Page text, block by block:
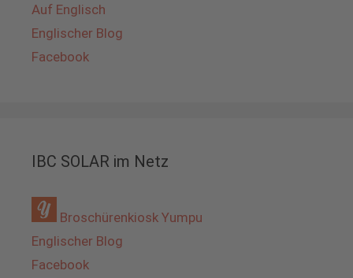
Auf Englisch
Englischer Blog
Facebook
IBC SOLAR im Netz
Broschürenkiosk Yumpu
Englischer Blog
Facebook